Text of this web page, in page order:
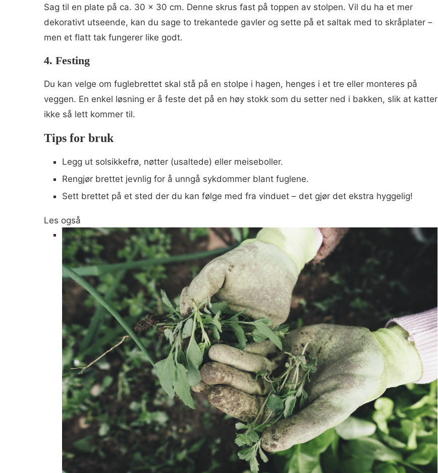
Sag til en plate på ca. 30 x 30 cm. Denne skrus fast på toppen av stolpen. Vil du ha et mer
dekorativt utseende, kan du sage to trekantede gavler og sette på et saltak med to skråplater –
men et flatt tak fungerer like godt.
4. Festing
Du kan velge om fuglebrettet skal stå på en stolpe i hagen, henges i et tre eller monteres på
veggen. En enkel løsning er å feste det på en høy stokk som du setter ned i bakken, slik at katter
ikke så lett kommer til.
Tips for bruk
Legg ut solsikkefrø, nøtter (usaltede) eller meiseboller.
Rengjør brettet jevnlig for å unngå sykdommer blant fuglene.
Sett brettet på et sted der du kan følge med fra vinduet – det gjør det ekstra hyggelig!
Les også